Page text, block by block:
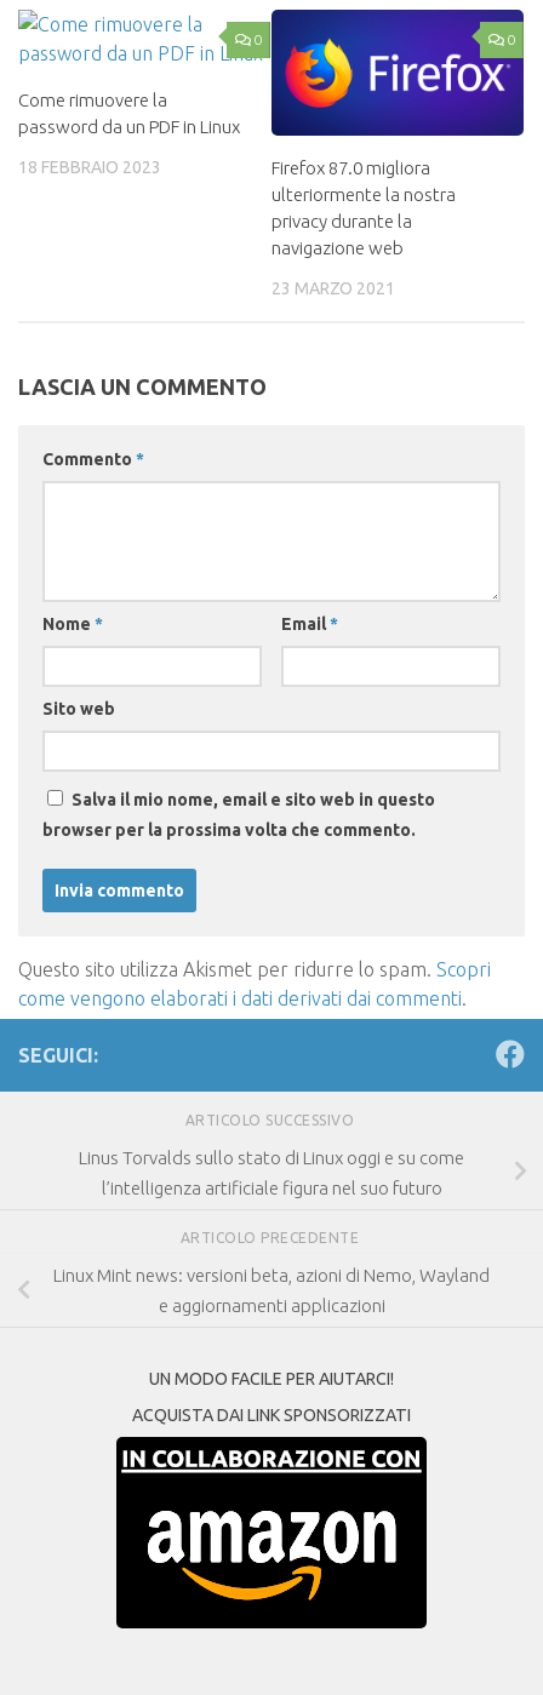
0
Come rimuovere la
password da un PDF in Linux
18 FEBBRAIO 2023
0
Firefox 87.0 migliora
ulteriormente la nostra
privacy durante la
navigazione web
23 MARZO 2021
LASCIA UN COMMENTO
Commento *
Nome * Email*
Sito web
Salva il mio nome, email e sito web in questo
browser per la prossima volta che commento.
Questo sito utilizza Akismet per ridurre lo spam. Scopri
come vengono elaborati i dati derivati dai commenti
SEGUICI:
ARTICOLO SUCCESSIVO
Linus Torvalds sullo stato di Linux oggi e su come
l’intelligenza artificiale figura nel suo futuro
ARTICOLO PRECEDENTE
Linux Mint news: versioni beta, azioni di Nemo, Wayland
e aggiornamenti applicazioni
UN MODO FACILE PER AIUTARCI!
ACQUISTA DAI LINK SPONSORIZZATI